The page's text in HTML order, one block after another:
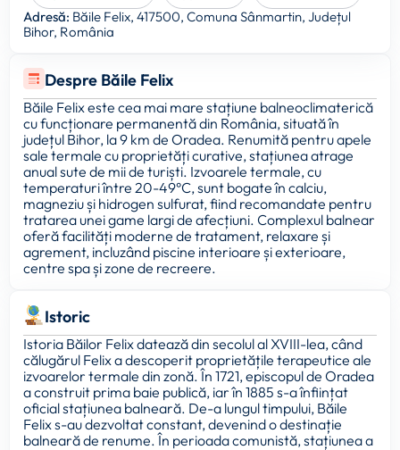
Despre Băile Felix
Băile Felix este cea mai mare stațiune balneoclimaterică
cu funcționare permanentă din România, situată în
județul Bihor, la 9 km de Oradea. Renumită pentru apele
sale termale cu proprietăți curative, stațiunea atrage
anual sute de mii de turiști. Izvoarele termale, cu
temperaturi între 20-49°C, sunt bogate în calciu,
magneziu și hidrogen sulfurat, fiind recomandate pentru
tratarea unei game largi de afecțiuni. Complexul balnear
oferă facilități moderne de tratament, relaxare și
agrement, incluzând piscine interioare și exterioare,
centre spa și zone de recreere.
Istoric
Istoria Băilor Felix datează din secolul al XVIII-lea, când
călugărul Felix a descoperit proprietățile terapeutice ale
izvoarelor termale din zonă. În 1721, episcopul de Oradea
a construit prima baie publică, iar în 1885 s-a înființat
oficial stațiunea balneară. De-a lungul timpului, Băile
Felix s-au dezvoltat constant, devenind o destinație
balneară de renume. În perioada comunistă, stațiunea a
Adresă: Băile Felix, 417500, Comuna Sânmartin, Județul
Bihor, România